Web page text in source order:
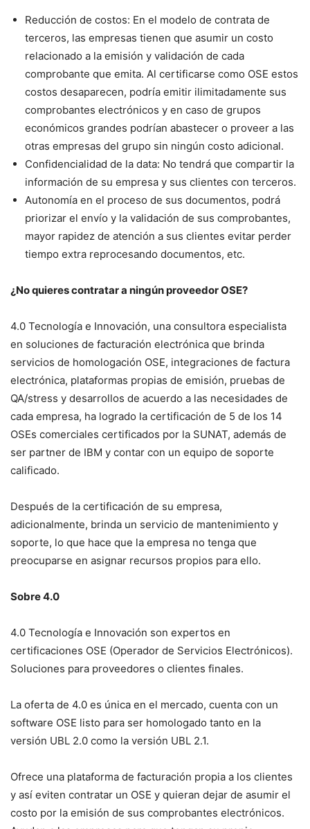
Reducción de costos: En el modelo de contrata de
terceros, las empresas tienen que asumir un costo
relacionado a la emisión y validación de cada
comprobante que emita. Al certificarse como OSE estos
costos desaparecen, podría emitir ilimitadamente sus
comprobantes electrónicos y en caso de grupos
económicos grandes podrían abastecer o proveer a las
otras empresas del grupo sin ningún costo adicional.
Confidencialidad de la data: No tendrá que compartir la
información de su empresa y sus clientes con terceros.
Autonomía en el proceso de sus documentos, podrá
priorizar el envío y la validación de sus comprobantes,
mayor rapidez de atención a sus clientes evitar perder
tiempo extra reprocesando documentos, etc.
¿No quieres contratar a ningún proveedor OSE?
4.0 Tecnología e Innovación, una consultora especialista
en soluciones de facturación electrónica que brinda
servicios de homologación OSE, integraciones de factura
electrónica, plataformas propias de emisión, pruebas de
QA/stress y desarrollos de acuerdo a las necesidades de
cada empresa, ha logrado la certificación de 5 de los 14
OSEs comerciales certificados por la SUNAT, además de
ser partner de IBM y contar con un equipo de soporte
calificado.
Después de la certificación de su empresa,
adicionalmente, brinda un servicio de mantenimiento y
soporte, lo que hace que la empresa no tenga que
preocuparse en asignar recursos propios para ello.
Sobre 4.0
4.0 Tecnología e Innovación son expertos en
certificaciones OSE (Operador de Servicios Electrónicos).
Soluciones para proveedores o clientes finales.
La oferta de 4.0 es única en el mercado, cuenta con un
software OSE listo para ser homologado tanto en la
versión UBL 2.0 como la versión UBL 2.1.
Ofrece una plataforma de facturación propia a los clientes
y así eviten contratar un OSE y quieran dejar de asumir el
costo por la emisión de sus comprobantes electrónicos.